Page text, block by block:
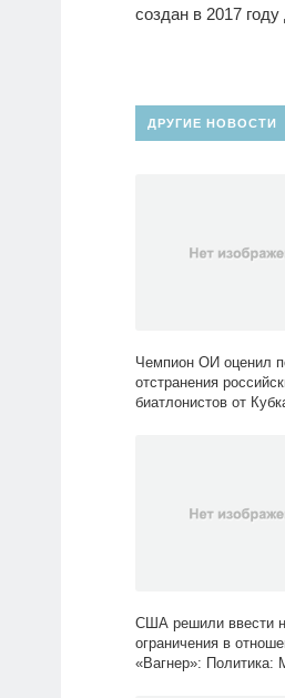
создан в 2017
ДРУГИЕ НОВОСТИ
Чемпион ОИ оценил
отстранения
биатлонистов от
США решили ввести
ограничения в
«Вагнер»: Политика: